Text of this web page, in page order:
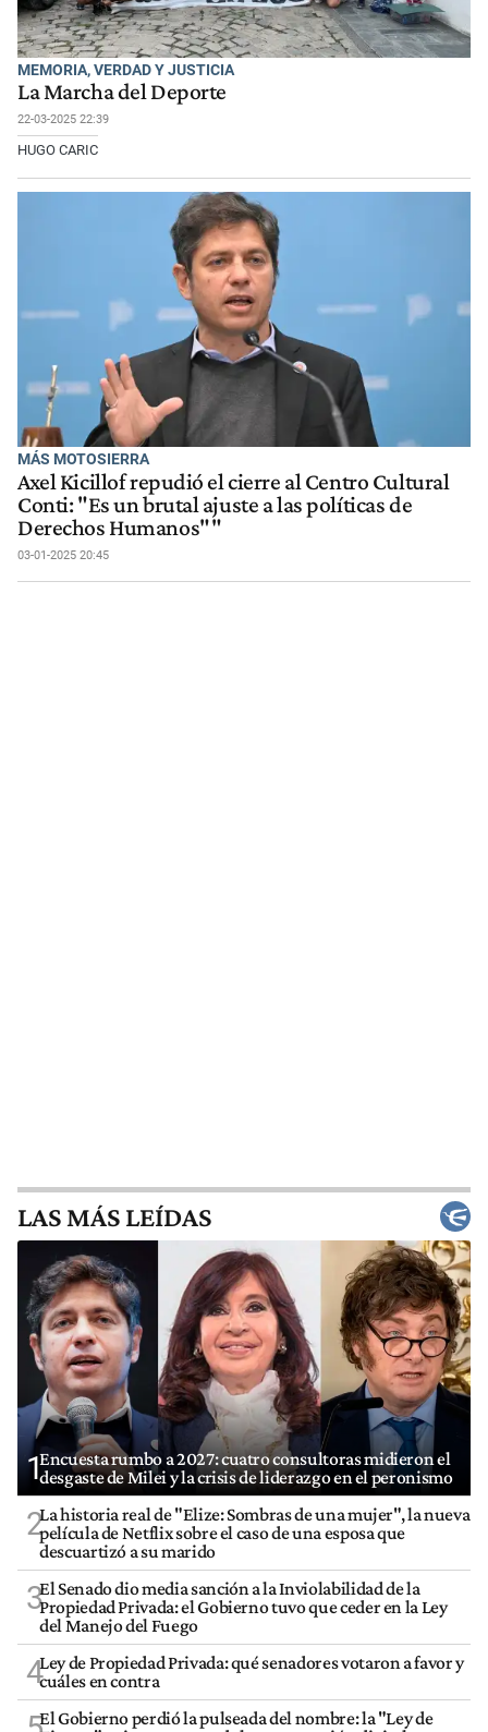
MEMORIA, VERDAD Y JUSTICIA
La Marcha del Deporte
22-03-2025 22:39
HUGO CARIC
MÁS MOTOSIERRA
Axel Kicillof repudió el cierre al Centro Cultural
Conti: "Es un brutal ajuste a las políticas de
Derechos Humanos""
03-01-2025 20:45
LAS MÁS LEÍDAS
1Encuesta rumbo a 2027: cuatro consultoras midieron el
desgaste de Milei y la crisis de liderazgo en el peronismo
2La historia real de "Elize: Sombras de una mujer", la nueva
película de Netflix sobre el caso de una esposa que
descuartizó a su marido
3El Senado dio media sanción a la Inviolabilidad de la
Propiedad Privada: el Gobierno tuvo que ceder en la Ley
del Manejo del Fuego
4Ley de Propiedad Privada: qué senadores votaron a favor y
cuáles en contra
El Gobierno perdió la pulseada del nombre: la "Ley de